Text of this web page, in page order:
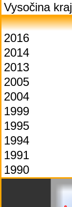
Vysočina kraj
2016
2014
2013
2005
2004
1999
1995
1994
1991
1990